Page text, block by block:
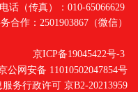
电话（传真）：010-65066629
合作：2501903867（微信）
京ICP备19045422号-3
公网安备 11010502047854号
务行政许可 京B2-20213959